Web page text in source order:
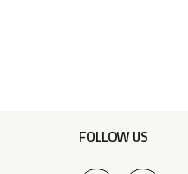
FOLLOW US